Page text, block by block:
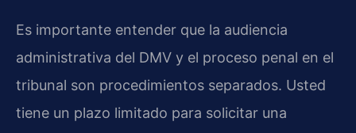
Es importante entender que la audiencia
administrativa del DMV y el proceso penal en el
tribunal son procedimientos separados. Usted
tiene un plazo limitado para solicitar una